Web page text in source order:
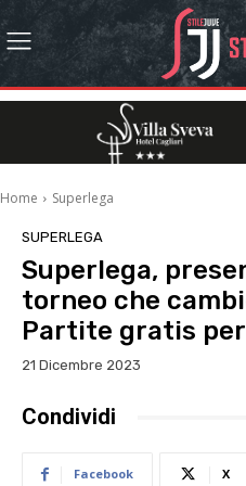
Home Superlega
SUPERLEGA
Superlega,
torneo che
Partite gratis
21 Dicembre 2023
Condividi
Facebook X